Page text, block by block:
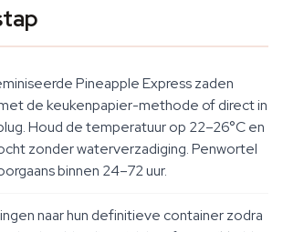
Pineapple Express zaden
de keukenpapier-methode of direct in
Houd de temperatuur op 22–26°C en
zonder waterverzadiging. Penwortel
binnen 24–72 uur.
naar hun definitieve container zodra